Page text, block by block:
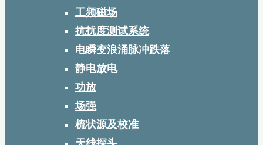
工频磁场
抗扰度测试系统
电瞬变浪涌脉冲跌落
静电放电
功放
场强
梳状源及校准